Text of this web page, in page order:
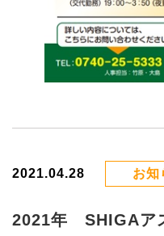
2021.04.28 お知
2021年 SHIGAア